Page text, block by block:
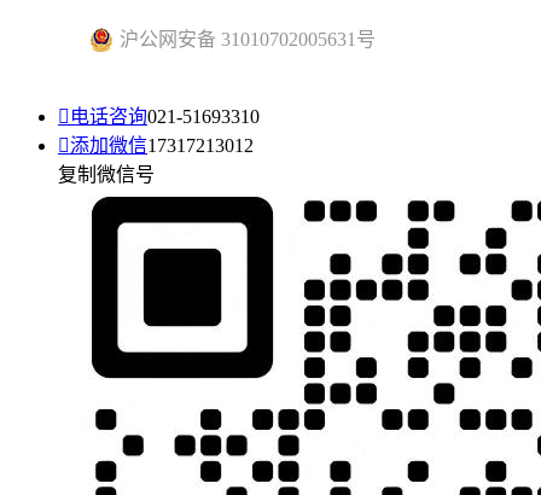
沪公网安备 31010702005631号
 电话咨询021-51693310
添加微信17317213012
复制微信号